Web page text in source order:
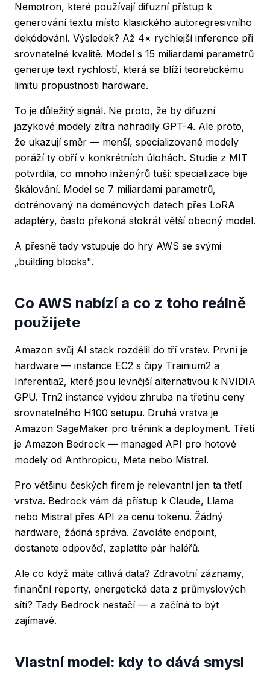
Nemotron, které používají difuzní přístup k
generování textu místo klasického autoregresivního
dekódování. Výsledek? Až 4× rychlejší inference při
srovnatelné kvalitě. Model s 15 miliardami parametrů
generuje text rychlostí, která se blíží teoretickému
limitu propustnosti hardware.
To je důležitý signál. Ne proto, že by difuzní
jazykové modely zítra nahradily GPT-4. Ale proto,
že ukazují směr — menší, specializované modely
poráží ty obří v konkrétních úlohách. Studie z MIT
potvrdila, co mnoho inženýrů tuší: specializace bije
škálování. Model se 7 miliardami parametrů,
dotrénovaný na doménových datech přes LoRA
adaptéry, často překoná stokrát větší obecný model.
A přesně tady vstupuje do hry AWS se svými
„building blocks".
Co AWS nabízí a co z toho reálně
použijete
Amazon svůj AI stack rozdělil do tří vrstev. První je
hardware — instance EC2 s čipy Trainium2 a
Inferentia2, které jsou levnější alternativou k NVIDIA
GPU. Trn2 instance vyjdou zhruba na třetinu ceny
srovnatelného H100 setupu. Druhá vrstva je
Amazon SageMaker pro trénink a deployment. Třetí
je Amazon Bedrock — managed API pro hotové
modely od Anthropicu, Meta nebo Mistral.
Pro většinu českých firem je relevantní jen ta třetí
vrstva. Bedrock vám dá přístup k Claude, Llama
nebo Mistral přes API za cenu tokenu. Žádný
hardware, žádná správa. Zavoláte endpoint,
dostanete odpověď, zaplatíte pár haléřů.
Ale co když máte citlivá data? Zdravotní záznamy,
finanční reporty, energetická data z průmyslových
sítí? Tady Bedrock nestačí — a začíná to být
zajímavé.
Vlastní model: kdy to dává smysl